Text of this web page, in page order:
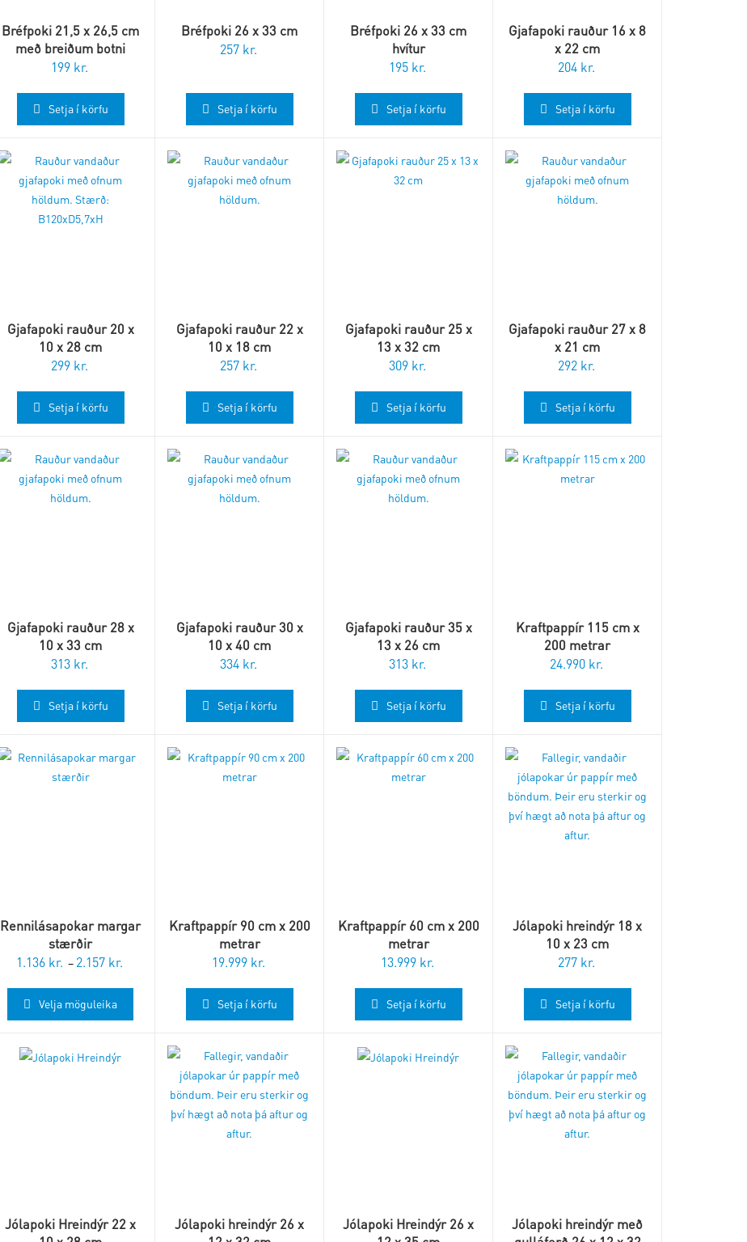
Bréfpoki 21,5 x 26,5 cm
með breiðum botni
199 kr.
Setja í körfu
Bréfpoki 26 x 33 cm
257 kr.
Setja í körfu
Bréfpoki 26 x 33 cm
hvítur
195 kr.
Setja í körfu
Gjafapoki rauður 16 x 8
x 22 cm
204 kr.
Setja í körfu
Gjafapoki rauður 20 x
10 x 28 cm
299 kr.
Setja í körfu
Gjafapoki rauður 22 x
10 x 18 cm
257 kr.
Setja í körfu
Gjafapoki rauður 25 x
13 x 32 cm
309 kr.
Setja í körfu
Gjafapoki rauður 27 x 8
x 21 cm
292 kr.
Setja í körfu
Gjafapoki rauður 28 x
10 x 33 cm
313 kr.
Setja í körfu
Gjafapoki rauður 30 x
10 x 40 cm
334 kr.
Setja í körfu
Gjafapoki rauður 35 x
13 x 26 cm
313 kr.
Setja í körfu
Kraftpappír 115 cm x
200 metrar
24.990 kr.
Setja í körfu
Rennilásapokar margar
stærðir
1.136 kr. – 2.157 kr.
through
Velja möguleika
Kraftpappír 90 cm x 200
metrar
19.999 kr.
Setja í körfu
Kraftpappír 60 cm x 200
metrar
13.999 kr.
Setja í körfu
Jólapoki hreindýr 18 x
10 x 23 cm
277 kr.
Setja í körfu
Jólapoki Hreindýr 22 x
Jólapoki hreindýr 26 x
Jólapoki Hreindýr 26 x
Jólapoki hreindýr með